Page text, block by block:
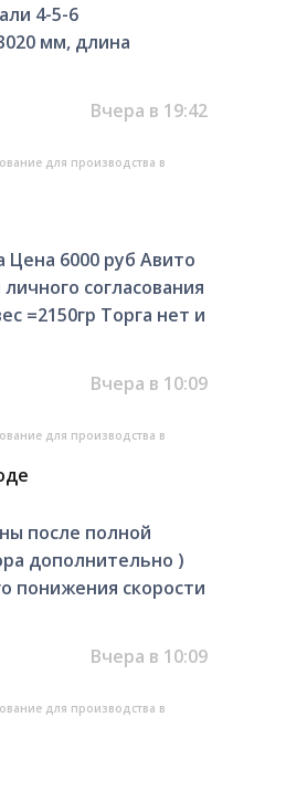
4-5-6
мм, длина
Вчера в 19:42
для производства в
6000 руб Авито
согласования
=2150гр Торга нет и
Вчера в 10:09
для производства в
после полной
дополнительно )
понижения скорости
Вчера в 10:09
для производства в